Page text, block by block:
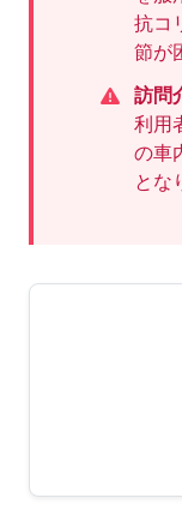
抗コ
節が
訪問
利用
の車
とな